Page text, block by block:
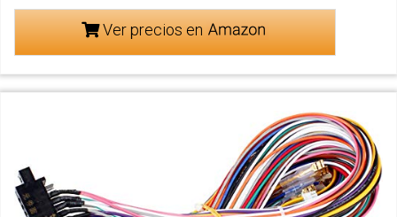
Ver precios en